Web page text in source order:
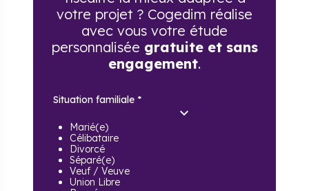
votre projet ? Cogedim réalise
avec vous votre étude
personnalisée gratuite et sans
engagement.
Situation familiale *
Marié(e)
Célibataire
Divorcé
Séparé(e)
Veuf / Veuve
Union Libre